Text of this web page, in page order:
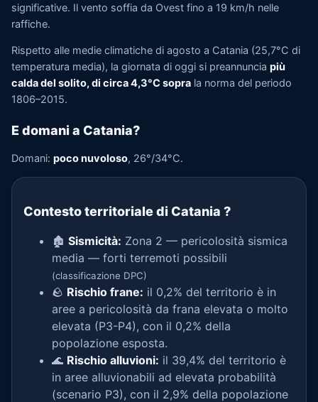
significative. Il vento soffia da Ovest fino a 19 km/h nelle
raffiche.
Rispetto alle medie climatiche di agosto a Catania (25,7°C di
temperatura media), la giornata di oggi si preannuncia più
calda del solito, di circa 4,3°C sopra la norma del periodo
1806–2015.
E domani a Catania?
Domani: poco nuvoloso, 26°/34°C.
Contesto territoriale di Catania ?
🏚️ Sismicità: Zona 2 — pericolosità sismica
media — forti terremoti possibili
(classificazione DPC)
🪨 Rischio frane: il 0,2% del territorio è in
aree a pericolosità da frana elevata o molto
elevata (P3-P4), con il 0,2% della
popolazione esposta.
🌊 Rischio alluvioni: il 39,4% del territorio è
in aree alluvionabili ad elevata probabilità
(scenario P3), con il 2,9% della popolazione